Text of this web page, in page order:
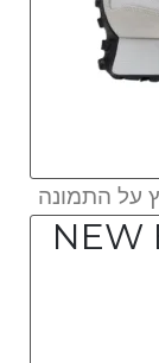
על התמונה
NEW